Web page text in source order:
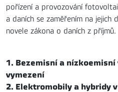
pořízení a provozování
a daních se zaměřením na jejich
novele zákona o daních z příjmů.
1. Bezemisní a
vymezení
2. Elektromobily a hybridy